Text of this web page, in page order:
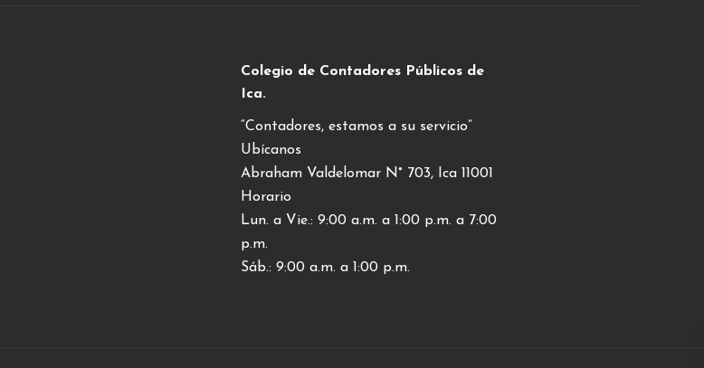
Colegio de Contadores Públicos de
Ica.
“Contadores, estamos a su servicio”
Ubícanos
Abraham Valdelomar N° 703, Ica 11001
Horario
Lun. a Vie.: 9:00 a.m. a 1:00 p.m. a 7:00
p.m.
Sáb.: 9:00 a.m. a 1:00 p.m.